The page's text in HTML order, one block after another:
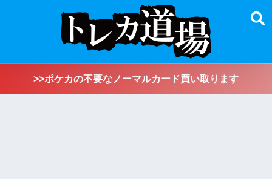
>>ポケカの不要なノーマルカード買い取ります